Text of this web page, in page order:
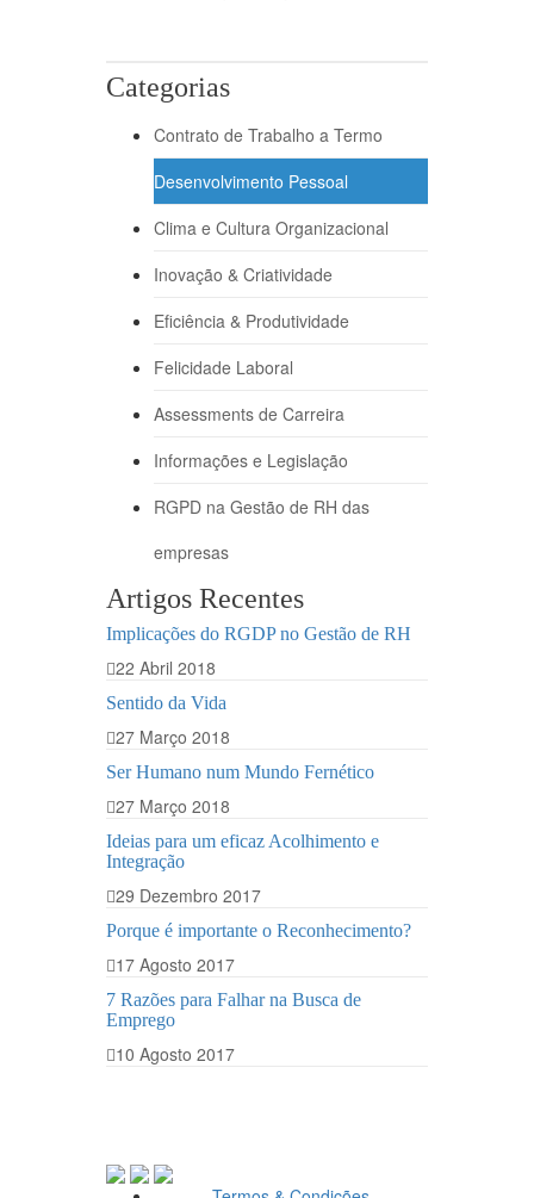
Categorias
Contrato de Trabalho a Termo
Desenvolvimento Pessoal
Clima e Cultura Organizacional
Inovação & Criatividade
Eficiência & Produtividade
Felicidade Laboral
Assessments de Carreira
Informações e Legislação
RGPD na Gestão de RH das
empresas
Artigos Recentes
Implicações do RGDP no Gestão de RH
22 Abril 2018
Sentido da Vida
27 Março 2018
Ser Humano num Mundo Fernético
27 Março 2018
Ideias para um eficaz Acolhimento e
Integração
29 Dezembro 2017
Porque é importante o Reconhecimento?
17 Agosto 2017
7 Razões para Falhar na Busca de
Emprego
10 Agosto 2017